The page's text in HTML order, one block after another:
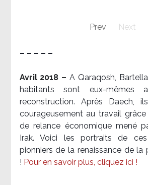
Prev Next
– – – – –
Avril 2018 –A Qaraqosh,
habitants sont eux-mêmes
reconstruction. Après Daech,
courageusement au travail
de relance économique mené
Irak. Voici les portraits de ces
pionniers de la renaissance de la
! Pour en savoir plus, cliquez ici !